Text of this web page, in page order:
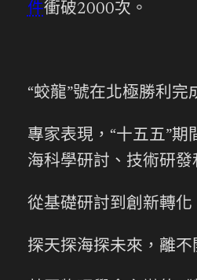
件衝破2000次。
“蛟龍”號在北極勝利完
專家表現，“十五五”
海科學研討、技術研發
從基礎研討到創新轉
探天探海探未來，離不